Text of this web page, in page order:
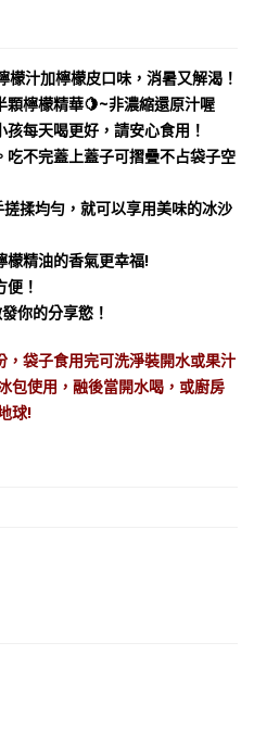
汁加檸檬皮口味，消暑又解渴！
顆檸檬精華🍋~非濃縮還原汁喔
每天喝更好，請安心食用！
吃不完蓋上蓋子可摺疊不占袋子空
揉均勻，就可以享用美味的冰沙
檬精油的香氣更幸福!
！
你的分享慾！
袋子食用完可洗淨裝開水或果汁
包使用，融後當開水喝，或廚房
球!